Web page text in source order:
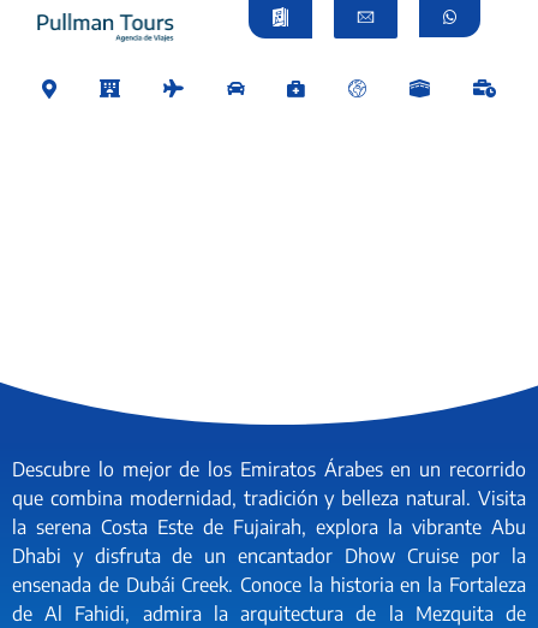
Descubre lo mejor de los Emiratos Árabes en un recorrido
que combina modernidad, tradición y belleza natural. Visita
la serena Costa Este de Fujairah, explora la vibrante Abu
Dhabi y disfruta de un encantador Dhow Cruise por la
ensenada de Dubái Creek. Conoce la historia en la Fortaleza
de Al Fahidi, admira la arquitectura de la Mezquita de